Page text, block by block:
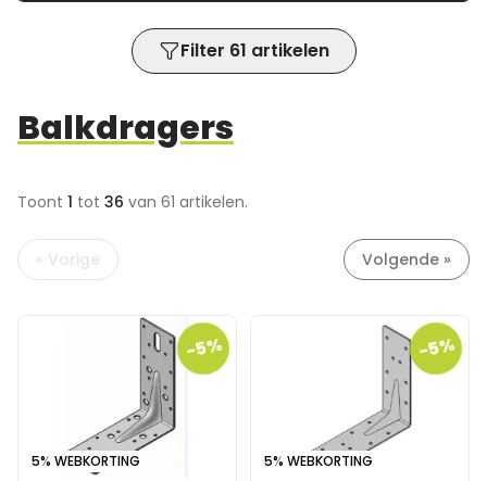
Filter 61 artikelen
Balkdragers
Toont 1 tot 36 van 61 artikelen.
« Vorige Volgende »
-5%
5% WEBKORTING
-5%
5% WEBKORTING